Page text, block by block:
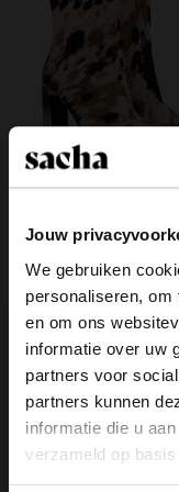
Jouw
We gebruiken
personaliseren,
en om ons
informatie over uw
partners voor
partners kunnen
informatie die u
verzameld op
149.99
Over Sacha
Klantenservice
View this
It looks like
you like to
Yes, switch